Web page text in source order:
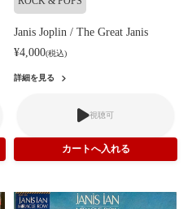
Janis Joplin / The Great Janis
¥4,000(税込)
詳細を見る
視聴可